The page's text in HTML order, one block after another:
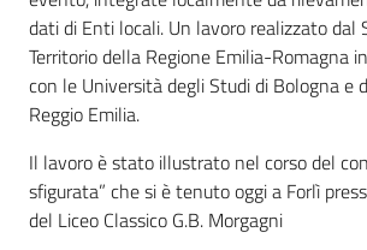
Ambiente
Novità
dati di Enti locali. Un lavoro realizzato dal
Territorio della Regione Emilia-Romagna
con le Università degli Studi di Bologna e
Reggio Emilia.
Il lavoro è stato illustrato nel corso del
sfigurata” che si è tenuto oggi a Forlì
del Liceo Classico G.B. Morgagni